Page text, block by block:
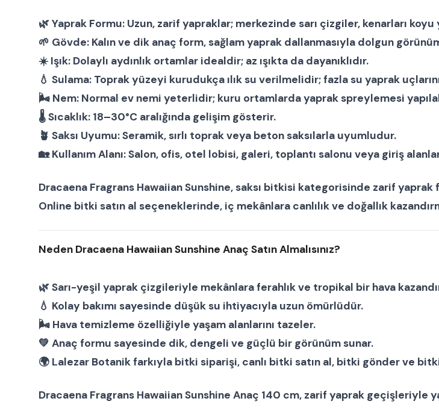
🌿Yaprak Formu: Uzun, zarif yapraklar; merkezinde sarı çizgiler, kenarları
🌱 Gövde: Kalın ve dik anaç form, sağlam yaprak dallanmasıyla dolgun
☀️ Işık: Dolaylı aydınlık ortamlar idealdir; az ışıkta da dayanıklıdır.
💧 Sulama: Toprak yüzeyi kurudukça ılık su verilmelidir; fazla su yaprak
🌬 Nem: Normal ev nemi yeterlidir; kuru ortamlarda yaprak spreylemesi
🌡Sıcaklık: 18–30°C aralığında gelişim gösterir.
🪴 Saksı Uyumu:Seramik, sırlı toprak veya beton saksılarla uyumludur.
🏡Kullanım Alanı:Salon, ofis, otel lobisi, galeri, toplantı salonu veya giriş
Dracaena Fragrans Hawaiian Sunshine,saksı bitkisi kategorisinde zarif yaprak
Online bitki satın al seçeneklerinde, iç mekânlara canlılık ve doğallık
Neden Dracaena Hawaiian Sunshine Anaç Satın Almalısınız?
🌿 Sarı-yeşil yaprak çizgileriyle mekânlara ferahlık ve tropikal bir hava
💧 Kolay bakımı sayesinde düşük su ihtiyacıyla uzun ömürlüdür.
🌬 Hava temizleme özelliğiyle yaşam alanlarını tazeler.
💚 Anaç formu sayesinde dik, dengeli ve güçlü bir görünüm sunar.
🌍 Lalezar Botanikfarkıyla bitki siparişi, canlı bitki satın al, bitki gönderve
Dracaena Fragrans Hawaiian Sunshine Anaç 140 cm, zarif yaprak geçişleriyle